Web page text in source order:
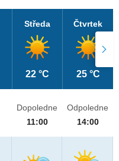
Středa
22 °C
Čtvrtek
25 °C
Dopoledne
11:00
Odpoledne
14:00